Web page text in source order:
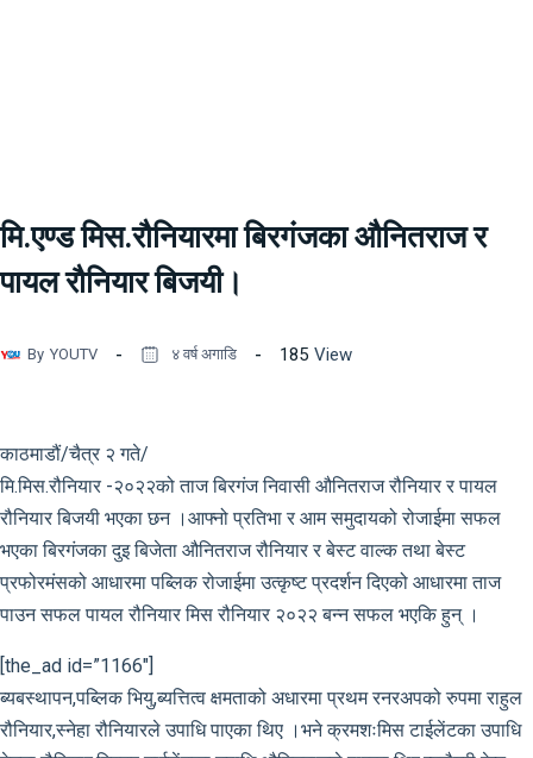
मि.एण्ड मिस.रौनियारमा बिरगंजका औनितराज र
पायल रौनियार बिजयी।
By YOUTV ४ वर्ष अगाडि 185 View
काठमाडौं/चैत्र २ गते/
मि.मिस.रौनियार -२०२२को ताज बिरगंज निवासी औनितराज रौनियार र पायल
रौनियार बिजयी भएका छन ।आफ्नो प्रतिभा र आम समुदायको रोजाईमा सफल
भएका बिरगंजका दुइ बिजेता औनितराज रौनियार र बेस्ट वाल्क तथा बेस्ट
प्रफोरमंसको आधारमा पब्लिक रोजाईमा उत्कृष्ट प्रदर्शन दिएको आधारमा ताज
पाउन सफल पायल रौनियार मिस रौनियार २०२२ बन्न सफल भएकि हुन् ।
[the_ad id=”1166″]
ब्यबस्थापन,पब्लिक भियु,ब्यत्तित्व क्षमताको अधारमा प्रथम रनरअपको रुपमा राहुल
रौनियार,स्नेहा रौनियारले उपाधि पाएका थिए ।भने क्रमशःमिस टाईलेंटका उपाधि